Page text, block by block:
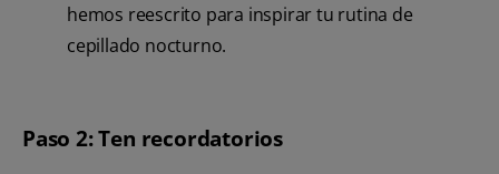
hemos reescrito para inspirar tu rutina de
cepillado nocturno.
Paso 2: Ten recordatorios